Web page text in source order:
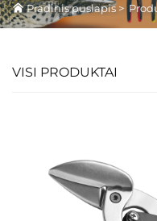
Pradinis puslapis>
VISI PRODUKTAI